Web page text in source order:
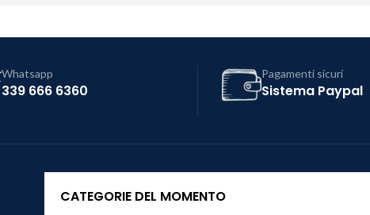
Whatsapp
339 666 6360
Pagamenti sicuri
Sistema Paypal
CATEGORIE DEL MOMENTO